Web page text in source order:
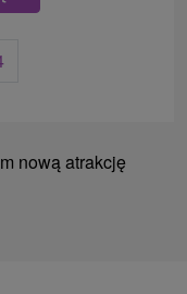
nową atrakcję